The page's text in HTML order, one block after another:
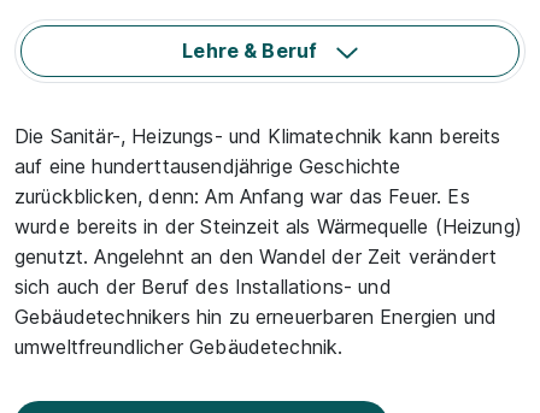
Lehre & Beruf
Die Sanitär-, Heizungs- und Klimatechnik kann bereits
auf eine hunderttausendjährige Geschichte
zurückblicken, denn: Am Anfang war das Feuer. Es
wurde bereits in der Steinzeit als Wärmequelle (Heizung)
genutzt. Angelehnt an den Wandel der Zeit verändert
sich auch der Beruf des Installations- und
Gebäudetechnikers hin zu erneuerbaren Energien und
umweltfreundlicher Gebäudetechnik.